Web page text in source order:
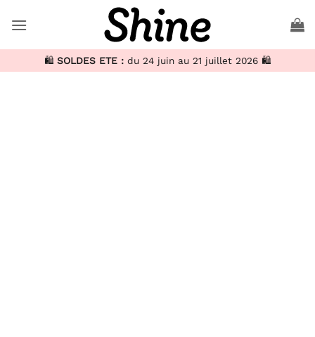
🛍️ SOLDES ETE : du 24 juin au 21 juillet 2026 🛍️